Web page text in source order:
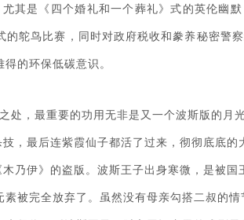
其是《四个婚礼和一个葬礼》式的英伦幽
鸵鸟比赛，同时对政府税收和豢养秘密警
的环保低碳意识。
处，最重要的功用无非是又一个波斯版的月
，最后连紫霞仙子都活了过来，彻彻底底的
乃伊》的盗版。波斯王子出身寒微，是被国
被完全放弃了。虽然没有母亲勾搭二叔的